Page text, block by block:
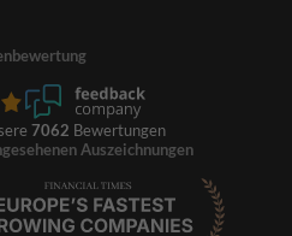
7062 Bewertungen
Auszeichnungen